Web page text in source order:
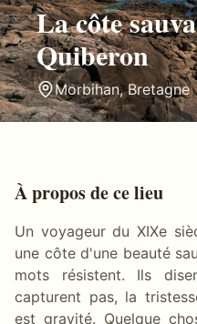
La côte
Quiberon
Morbihan,Bretagne
À propos de ce lieu
Un voyageur du XIXe
une côte d'une beauté
mots résistent. Ils
capturent pas, la
est gravité. Quelque